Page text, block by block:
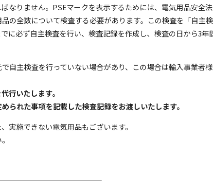
なりません。PSEマークを表示するためには、電気用品安全
の全数について検査する必要があります。この検査を「自主検
に必ず自主検査を行い、検査記録を作成し、検査の日から3年
自主検査を行っていない場合があり、この場合は輸入事業者
行いたします。
られた事項を記載した検査記録をお渡しいたします。
実施できない電気用品もございます。